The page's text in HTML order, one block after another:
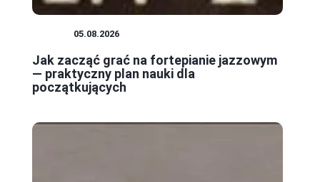
05.08.2026
Jak zacząć grać na fortepianie jazzowym
— praktyczny plan nauki dla
początkujących